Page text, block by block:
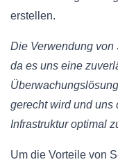
erstellen.
Die Verwendung von
da es uns eine
gerecht wird und uns
Infrastruktur optimal
Um die Vorteile von